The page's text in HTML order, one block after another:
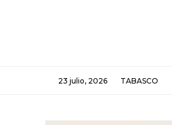
23 julio, 2026 TABASCO